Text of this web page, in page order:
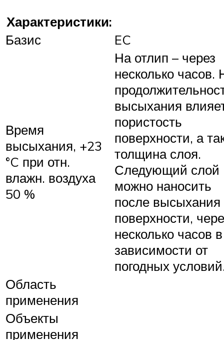
Характеристики:
Базис
EC
Время
высыхания, +23
°C при отн.
влажн. воздуха
50 %
На отлип – через
несколько часов.
высыхания
пористость
поверхности, а
толщина слоя.
Следующий слой
можно наносить
после высыхания
поверхности,
несколько часов в
зависимости от
погодных
Область
применения
Объекты
применения